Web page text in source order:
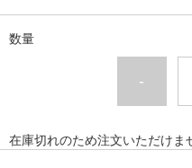
数量
-
在庫切れのため注文いただけま